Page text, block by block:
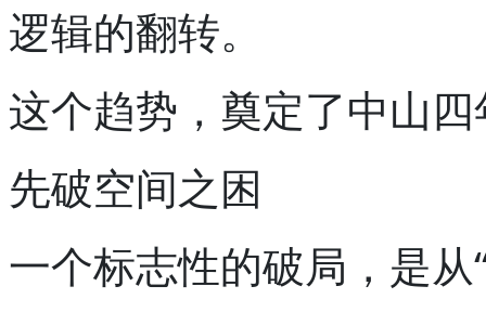
逻辑的翻转。
这个趋势，奠定了中山
先破空间之困
一个标志性的破局，是从